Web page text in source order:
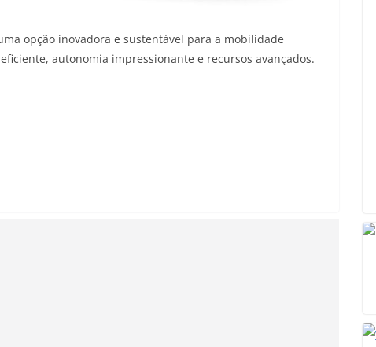
opção inovadora e sustentável para a mobilidade
autonomia impressionante e recursos avançados.